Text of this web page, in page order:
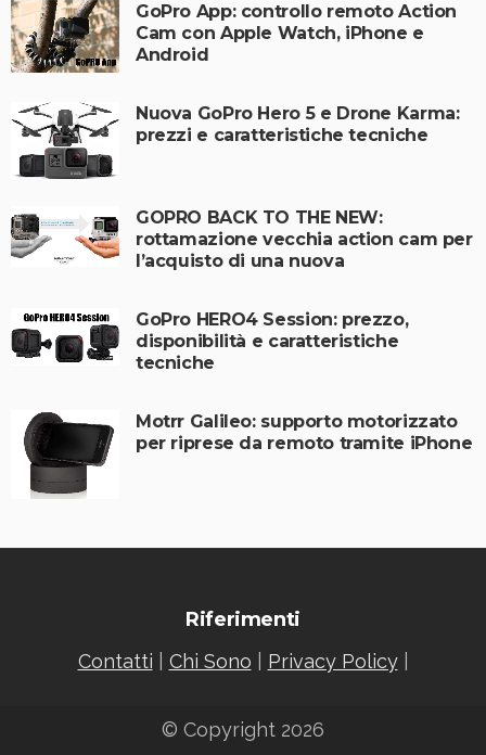
GoPro App: controllo remoto Action
Cam con Apple Watch, iPhone e
Android
Nuova GoPro Hero 5 e Drone Karma:
prezzi e caratteristiche tecniche
GOPRO BACK TO THE NEW:
rottamazione vecchia action cam per
l’acquisto di una nuova
GoPro HERO4 Session: prezzo,
disponibilità e caratteristiche
tecniche
Motrr Galileo: supporto motorizzato
per riprese da remoto tramite iPhone
Riferimenti
Contatti Chi Sono Privacy Policy|
© Copyright 2026